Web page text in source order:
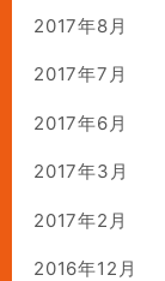
2017年8月
2017年7月
2017年6月
2017年3月
2017年2月
2016年12月